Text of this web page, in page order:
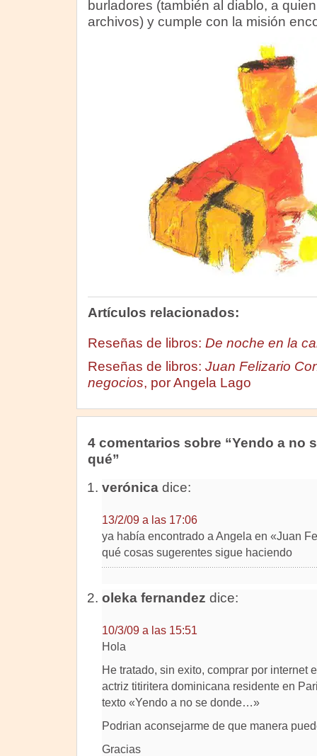
burladores (también al diablo, a
archivos) y cumple con la misión
Artículos relacionados:
Reseñas de libros: De noche en la
Reseñas de libros: Juan Felizario
negocios, por Angela Lago
4 comentarios sobre “Yendo a no
qué”
verónicadice:
13/2/09 a las 17:06
ya había encontrado a Angela en «Juan
qué cosas sugerentes sigue haciendo
oleka fernandez dice:
10/3/09 a las 15:51
Hola
He tratado, sin exito, comprar por internet
actriz titiritera dominicana residente en
texto «Yendo a no se donde…»
Podrian aconsejarme de que manera
Gracias